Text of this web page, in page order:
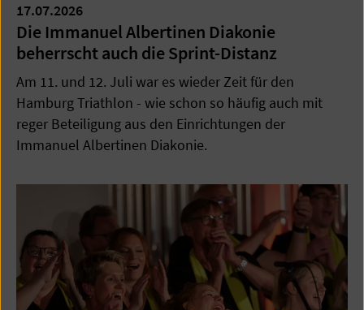
17.07.2026
Die Immanuel Albertinen Diakonie
beherrscht auch die Sprint-Distanz
Am 11. und 12. Juli war es wieder Zeit für den
Hamburg Triathlon - wie schon so häufig auch mit
reger Beteiligung aus den Einrichtungen der
Immanuel Albertinen Diakonie.